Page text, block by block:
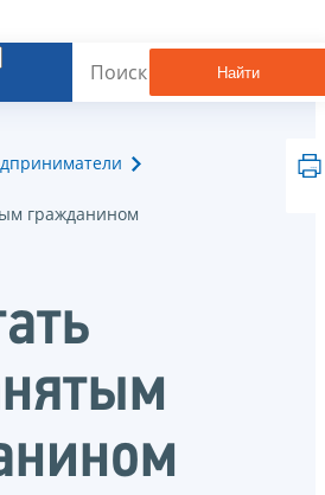
Найти
гражданином